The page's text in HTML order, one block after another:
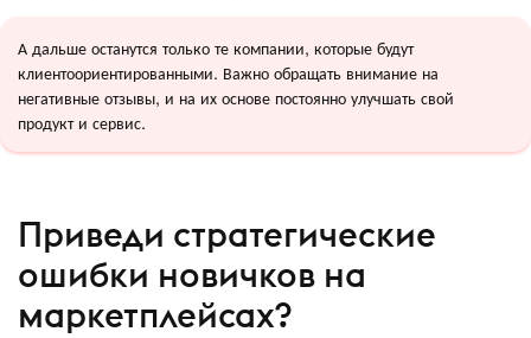
А дальше останутся только те компании, которые будут
клиентоориентированными. Важно обращать внимание на
негативные отзывы, и на их основе постоянно улучшать свой
продукт и сервис.
Приведи стратегические
ошибки новичков на
маркетплейсах?